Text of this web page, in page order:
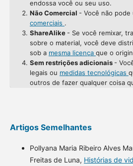
endossa você ou seu uso.
Não Comercial - Você não pode
comerciais .
ShareAlike - Se você remixar,
sobre o material, você deve
sob a mesma licença que o
Sem restrições adicionais -
legais ou medidas tecnológicas
outros de fazer qualquer coisa
Artigos Semelhantes
Pollyana Maria Ribeiro Alves
Freitas de Luna, Histórias de